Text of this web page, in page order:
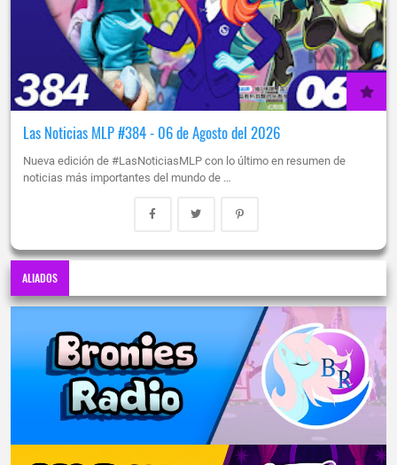
Las Noticias MLP #384 - 06 de Agosto del 2026
Nueva edición de #LasNoticiasMLP con lo último en resumen de
noticias más importantes del mundo de …
ALIADOS